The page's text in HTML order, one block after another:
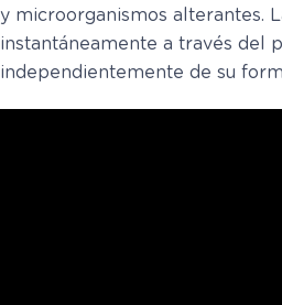
y microorganismos alterantes.
instantáneamente a través del
independientemente de su